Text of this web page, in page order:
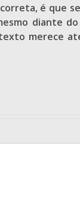
é que
diante
merece